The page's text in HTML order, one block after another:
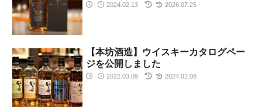
2024.02.13 2026.07.25
【本坊酒造】ウイスキーカタログペー
ジを公開しました
2022.03.09 2024.02.08